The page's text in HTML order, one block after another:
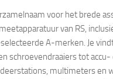
voor het brede
van RS,
A-merken. Je
schroevendraaiers tot accu-
multimeters en